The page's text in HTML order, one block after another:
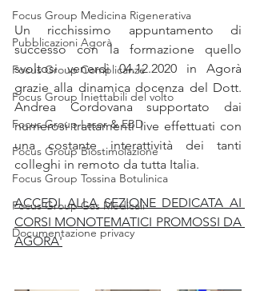
Focus Group Medicina Rigenerativa
Pubblicazioni Agorà
Focus Group Complicanze
Focus Group Iniettabili del volto
Focus Group Laser & EBD
Focus Group Biostimolazione
Focus Group Tossina Botulinica
Focus Group Gas Medicali
Documentazione privacy
Un ricchissimo appuntamento di
successo con la formazione quello
svoltosi venerdì 04.12.2020 in Agorà
grazie alla dinamica docenza del Dott.
Andrea Cordovana supportato dai
numerosi trattamenti live effettuati con
una costante interattività dei tanti
colleghi in remoto da tutta Italia.
ACCEDI ALLA SEZIONE DEDICATA AI
CORSI MONOTEMATICI PROMOSSI DA
AGORA'